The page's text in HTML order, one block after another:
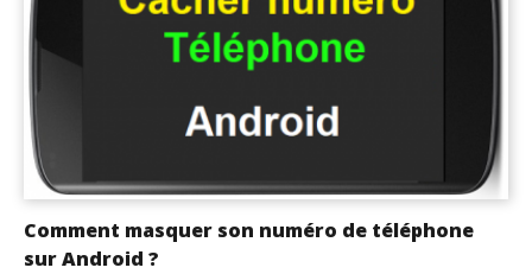
Comment masquer son numéro de téléphone
sur Android ?